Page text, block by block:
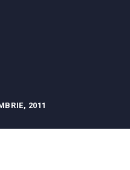
2011